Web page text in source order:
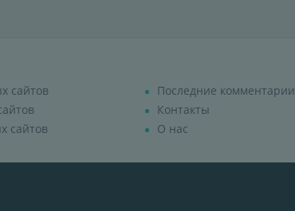
сайтов
сайтов
Последние комментарии
Контакты
О нас